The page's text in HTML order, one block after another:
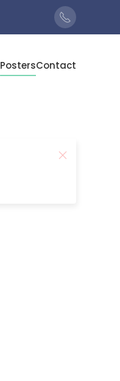
PostersContact